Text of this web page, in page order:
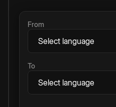
From
To